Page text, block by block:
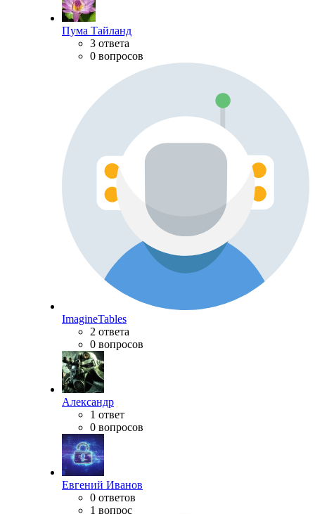
Пума Тайланд
3 ответа
0 вопросов
ImagineTables
2 ответа
0 вопросов
Александр
1 ответ
0 вопросов
Евгений Иванов
0 ответов
1 вопрос